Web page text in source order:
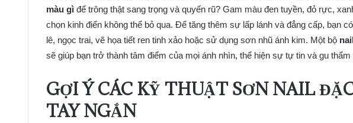
màu gì để trông thật sang trọng và quyến rũ? Gam màu đen tuyền, đỏ rực,
chọn kinh điển không thể bỏ qua. Để tăng thêm sự lấp lánh và đẳng cấp, bạn
lê, ngọc trai, vẽ họa tiết ren tinh xảo hoặc sử dụng sơn nhũ ánh kim. Một bộ
sẽ giúp bạn trở thành tâm điểm của mọi ánh nhìn, thể hiện sự tự tin và gu thẩm
GỢI Ý CÁC KỸ THUẬT SƠN NAIL
TAY NGẮN